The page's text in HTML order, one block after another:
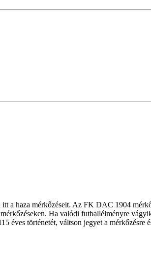
haza mérkőzéseit. Az FK DAC 1904
Ha valódi futballélményre
éves történetét, váltson jegyet a